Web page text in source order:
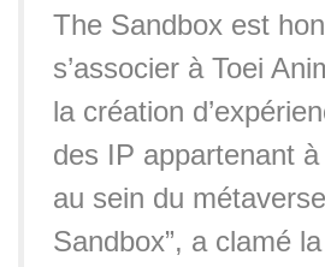
The Sandbox est
s’associer à Toei
la création
des IP appartenant
au sein du
Sandbox”, a clamé